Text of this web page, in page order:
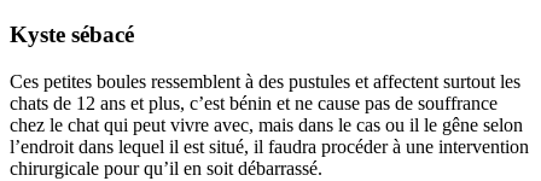
Kyste sébacé
Ces petites boules ressemblent à des pustules et affectent surtout les
chats de 12 ans et plus, c’est bénin et ne cause pas de souffrance
chez le chat qui peut vivre avec, mais dans le cas ou il le gêne selon
l’endroit dans lequel il est situé, il faudra procéder à une intervention
chirurgicale pour qu’il en soit débarrassé.